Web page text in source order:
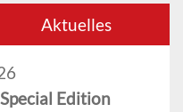
Aktuelles
Edition